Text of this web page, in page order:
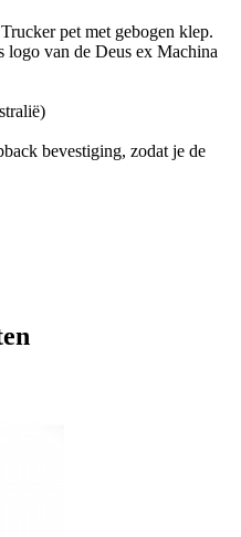
pet met gebogen klep.
logo van de Deus ex Machina
bevestiging, zodat je de